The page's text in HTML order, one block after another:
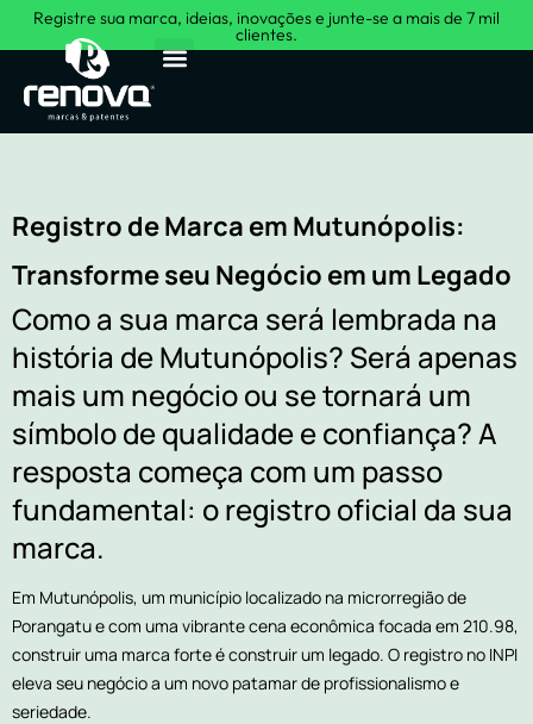
Registre sua marca, ideias, inovações e junte-se a mais de 7 mil
clientes.
Registro de Marca em Mutunópolis:
Transforme seu Negócio em um Legado
Como a sua marca será lembrada na
história de Mutunópolis? Será apenas
mais um negócio ou se tornará um
símbolo de qualidade e confiança? A
resposta começa com um passo
fundamental: o registro oficial da sua
marca.
Em Mutunópolis, um município localizado na microrregião de
Porangatu e com uma vibrante cena econômica focada em 210.98,
construir uma marca forte é construir um legado. O registro no INPI
eleva seu negócio a um novo patamar de profissionalismo e
seriedade.